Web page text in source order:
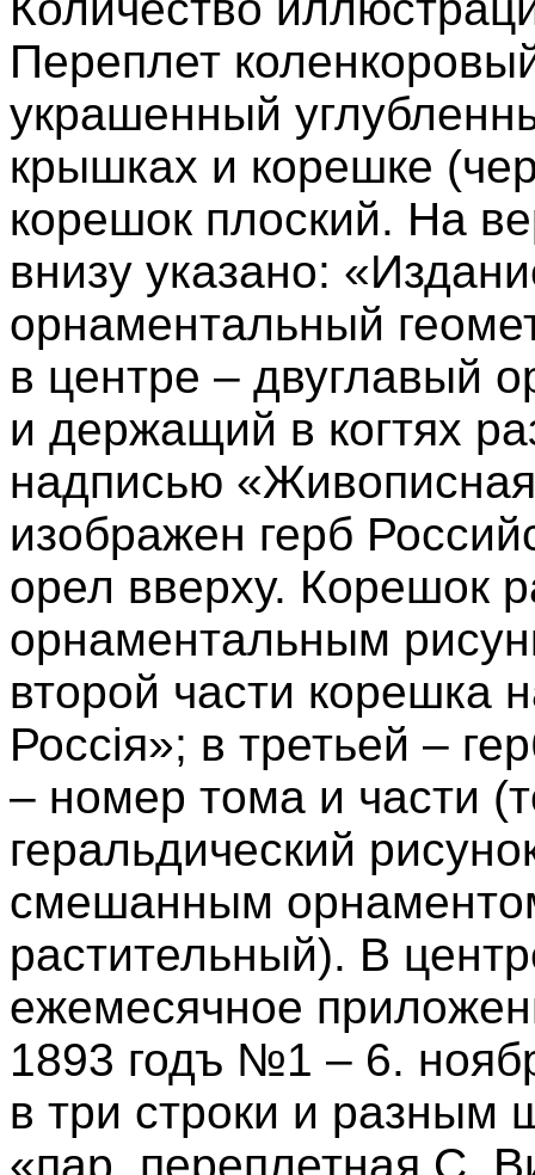
Переплет
украшенный
крышках и корешке
корешок плоский. На
внизу указано:
орнаментальный
в центре – двуглавый
и держащий в когтях
надписью
изображен герб
орел вверху. Корешок
орнаментальным
второй части корешка
Россiя»; в третьей –
– номер тома и части
геральдический
смешанным
растительный). В
ежемесячное
1893 годъ №1 – 6.
в три строки и разным